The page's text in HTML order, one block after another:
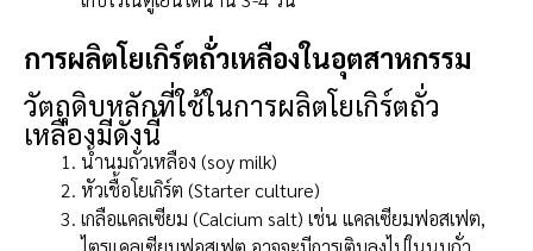
การผลิตโยเกิร์ตถั่วเหลืองในอุตสาหกรรม
วัตถุดิบหลักที่ใช้ในการผลิตโยเกิร์ตถั่ว
เหลืองมีดังนี้
น้ำนมถั่วเหลือง (soy milk)
หัวเชื้อโยเกิร์ต (Starter culture)
เกลือแคลเซียม (Calcium salt) เช่น แคลเซียมฟอสเฟต,